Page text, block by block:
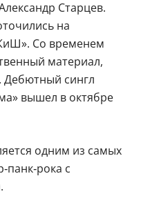
Старцев.
на
Со временем
материал,
Дебютный сингл
вышел в октябре
одним из самых
с